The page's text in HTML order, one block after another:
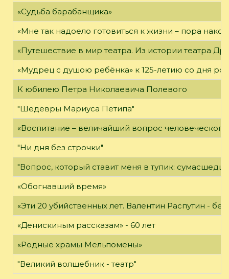
«Судьба барабанщика»
«Мне так надоело готовиться к жизни – пора
«Путешествие в мир театра. Из истории театра
«Мудрец с душою ребёнка» к 125-летию со дня
К юбилею Петра Николаевича Полевого
"Шедевры Мариуса Петипа"
«Воспитание – величайший вопрос человеческого
"Ни дня без строчки"
"Вопрос, который ставит меня в тупик:
«Обогнавший время»
«Эти 20 убийственных лет. Валентин Распутин -
«Денискиным рассказам» - 60 лет
«Родные храмы Мельпомены»
"Великий волшебник - театр"